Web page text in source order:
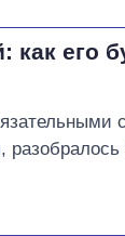
его